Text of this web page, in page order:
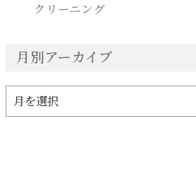
クリーニング
月別アーカイブ